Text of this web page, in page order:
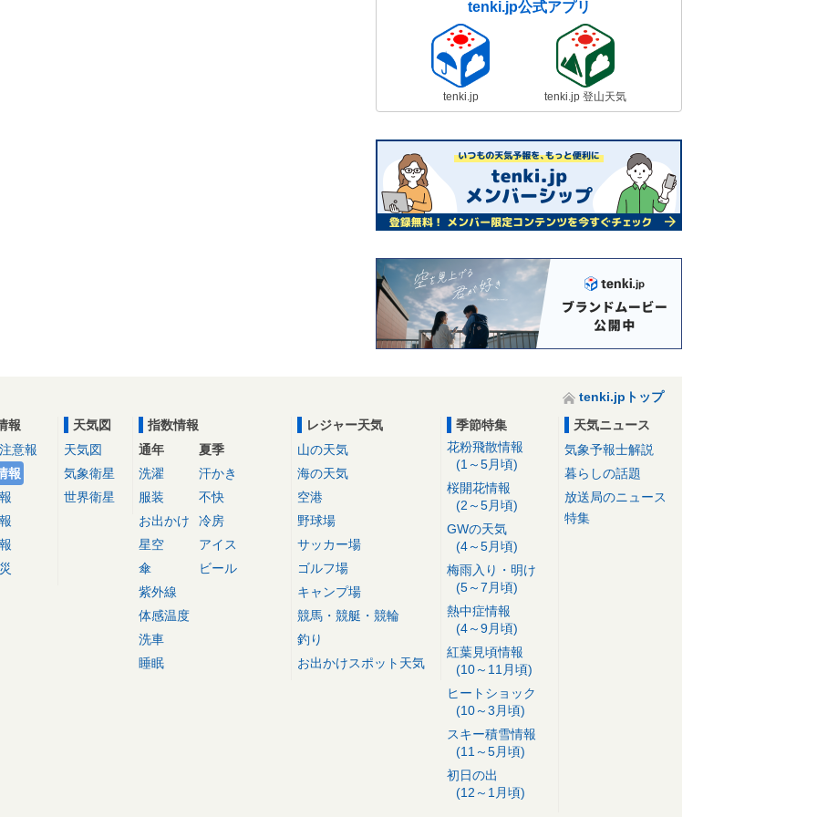
tenki.jp公式アプリ
tenki.jp tenki.jp 登山天気
tenki.jpトップ
報
意報
報
天気図
天気図
気象衛星
世界衛星
指数情報
通年
洗濯
服装
お出かけ
星空
傘
紫外線
体感温度
洗車
睡眠
夏季
汗かき
不快
冷房
アイス
ビール
レジャー天気
山の天気
海の天気
空港
野球場
サッカー場
ゴルフ場
キャンプ場
競馬・競艇・競輪
釣り
お出かけスポット天気
季節特集
花粉飛散情報
(1～5月頃)
桜開花情報
(2～5月頃)
GWの天気
(4～5月頃)
梅雨入り・明け
(5～7月頃)
熱中症情報
(4～9月頃)
紅葉見頃情報
(10～11月頃)
ヒートショック
(10～3月頃)
スキー積雪情報
(11～5月頃)
初日の出
(12～1月頃)
天気ニュース
気象予報士解説
暮らしの話題
放送局のニュース
特集